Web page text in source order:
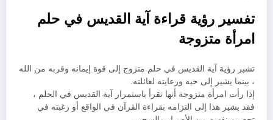
تفسير رؤية قراءة آية القديس في حلم
امرأة متزوجة
تشير رؤية آية القديس في حلم متزوج إلى قوة إيمانه وقربه من الله
، بينما يشير إلى حبه ورعايته لعائلته.
إذا رأت امرأة متزوجة أنها تقرأ باستمرار آية القديس في الحلم ،
فقد يشير هذا إلى التزامه بقراءة القرآن في الواقع أو رغبته في